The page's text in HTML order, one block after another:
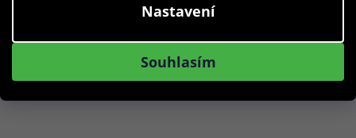
Nastavení
Souhlasím